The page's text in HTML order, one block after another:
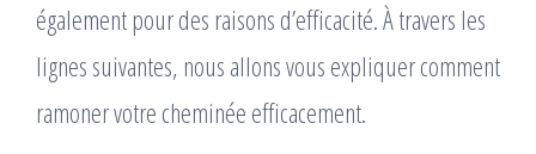
également pour des raisons d’efficacité. À travers les
lignes suivantes, nous allons vous expliquer comment
ramoner votre cheminée efficacement.